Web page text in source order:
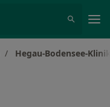
Hegau-Bodensee-